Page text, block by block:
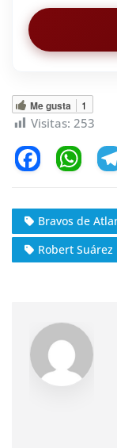
Me gusta 1
Visitas: 253
c
e
b
k
W
at
s
A
Bravos de
Robert Suárez